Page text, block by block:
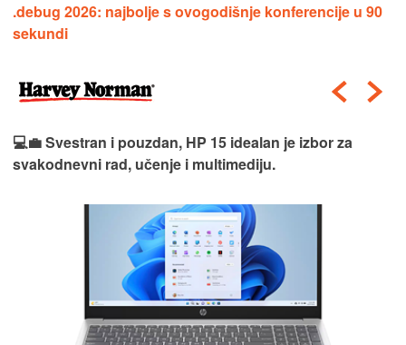
.debug 2026: najbolje s ovogodišnje konferencije u 90
sekundi
💻💼 Svestran i pouzdan, HP 15 idealan je izbor za
svakodnevni rad, učenje i multimediju.